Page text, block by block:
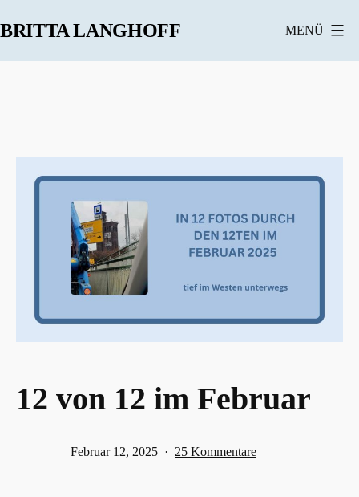
Inhalt
BRITTA LANGHOFF MENÜ
12 von 12 im Februar
Veröffentlicht
Februar 12, 2025 25 Kommentarezu